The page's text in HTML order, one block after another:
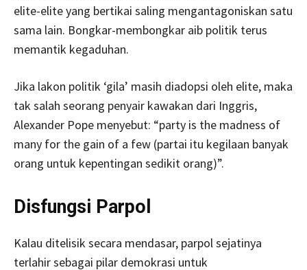
elite-elite yang bertikai saling mengantagoniskan satu
sama lain. Bongkar-membongkar aib politik terus
memantik kegaduhan.
Jika lakon politik ‘gila’ masih diadopsi oleh elite, maka
tak salah seorang penyair kawakan dari Inggris,
Alexander Pope menyebut: “party is the madness of
many for the gain of a few (partai itu kegilaan banyak
orang untuk kepentingan sedikit orang)”.
Disfungsi Parpol
Kalau ditelisik secara mendasar, parpol sejatinya
terlahir sebagai pilar demokrasi untuk